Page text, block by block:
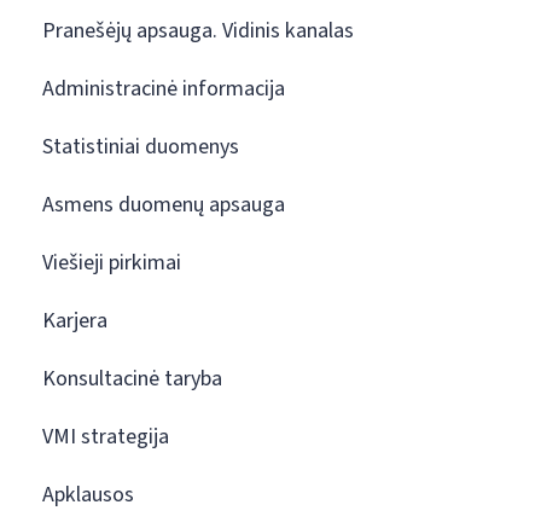
Pranešėjų apsauga. Vidinis kanalas
Administracinė informacija
Statistiniai duomenys
Asmens duomenų apsauga
Viešieji pirkimai
Karjera
Konsultacinė taryba
VMI strategija
Apklausos